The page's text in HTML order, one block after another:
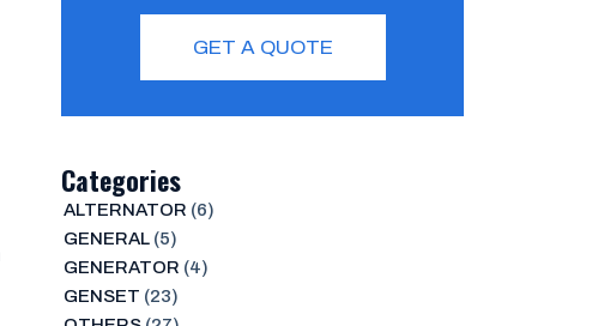
GET A QUOTE
Categories
ALTERNATOR (6)
GENERAL(5)
GENERATOR (4)
GENSET (23)